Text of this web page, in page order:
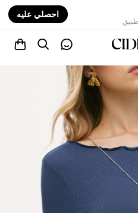
احصلي عليه